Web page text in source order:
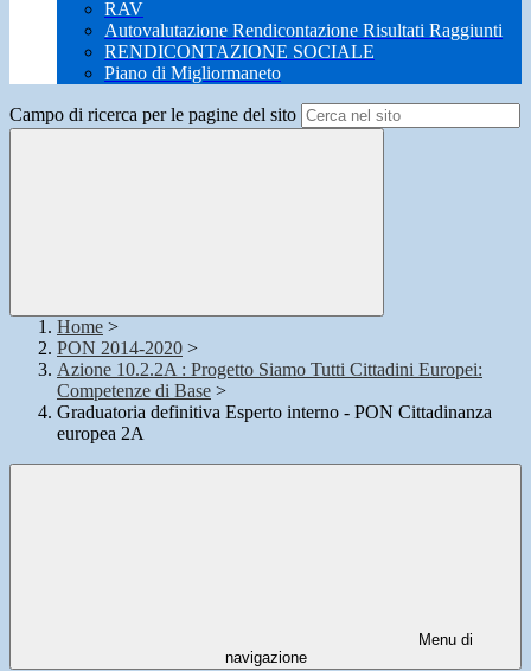
RAV
Autovalutazione Rendicontazione Risultati Raggiunti
RENDICONTAZIONE SOCIALE
Piano di Migliormaneto
Campo di ricerca per le pagine del sito
Home >
PON 2014-2020 >
Azione 10.2.2A : Progetto Siamo Tutti Cittadini Europei:
Competenze di Base >
Graduatoria definitiva Esperto interno - PON Cittadinanza
europea 2A
Menu di
navigazione